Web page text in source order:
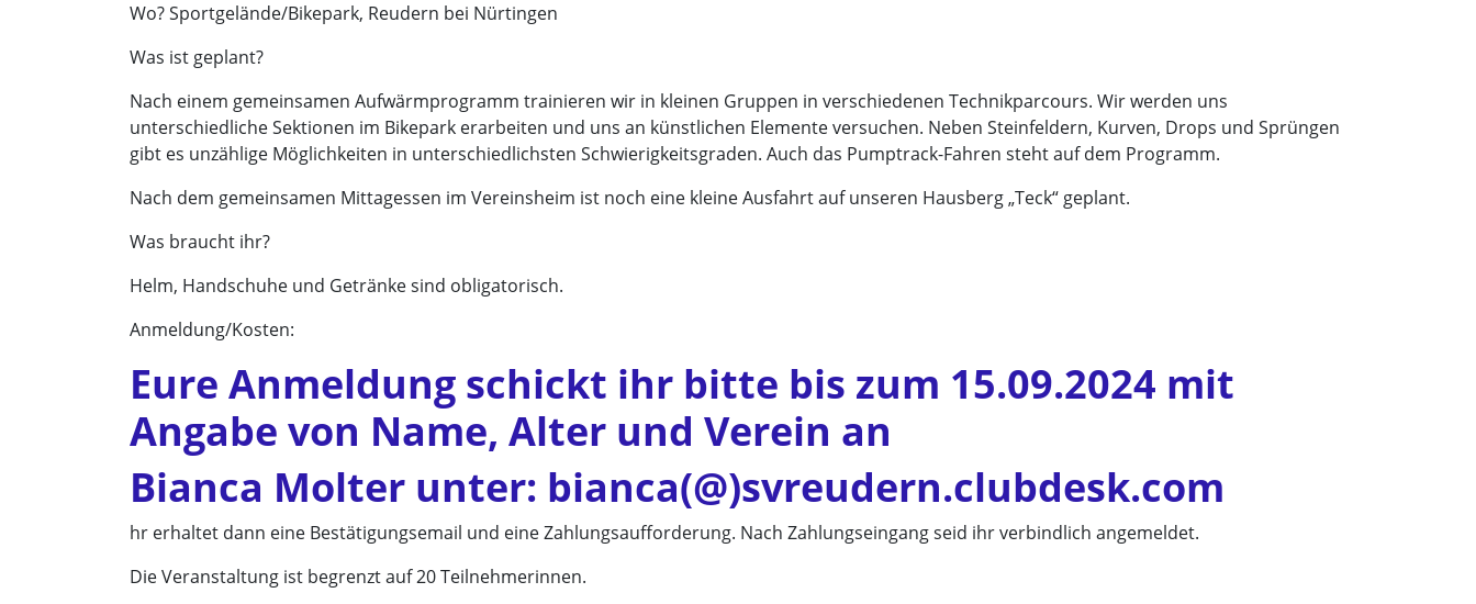
Wo? Sportgelände/Bikepark, Reudern bei Nürtingen
Was ist geplant?
Nach einem gemeinsamen Aufwärmprogramm trainieren wir in kleinen Gruppen in verschiedenen Technikparcours. Wir werden uns
unterschiedliche Sektionen im Bikepark erarbeiten und uns an künstlichen Elemente versuchen. Neben Steinfeldern, Kurven, Drops und Sprüngen
gibt es unzählige Möglichkeiten in unterschiedlichsten Schwierigkeitsgraden. Auch das Pumptrack-Fahren steht auf dem Programm.
Nach dem gemeinsamen Mittagessen im Vereinsheim ist noch eine kleine Ausfahrt auf unseren Hausberg „Teck“ geplant.
Was braucht ihr?
Helm, Handschuhe und Getränke sind obligatorisch.
Anmeldung/Kosten:
Eure Anmeldung schickt ihr bitte bis zum 15.09.2024 mit
Angabe von Name, Alter und Verein an
Bianca Molter unter: bianca(@)svreudern.clubdesk.com
hr erhaltet dann eine Bestätigungsemail und eine Zahlungsaufforderung. Nach Zahlungseingang seid ihr verbindlich angemeldet.
Die Veranstaltung ist begrenzt auf 20 Teilnehmerinnen.